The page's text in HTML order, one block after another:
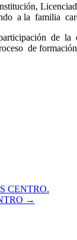
a la familia
de
de
CENTRO.
→